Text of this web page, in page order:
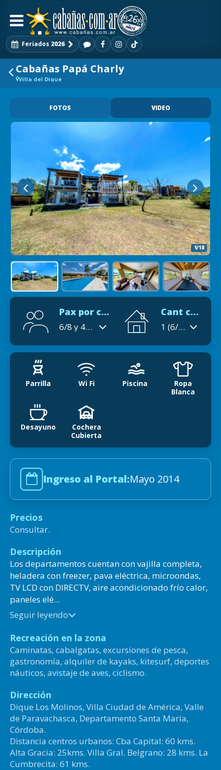
Feriados 2026
Cabañas Papá Charly
Villa del Dique
FOTOS VIDEO
2/18
Pax por cabaña
6/8 y 4/5/6.
Cant cabañas
1 (6/8) personas.
Parrilla Wi Fi Piscina
Ropa
Blanca
Desayuno
Cochera
Cubierta
Ingreso al Portal:Mayo 2014
Precios
Consultar.
Descripción
Los departamentos cuentan con vajilla completa,
heladera con freezer, pava eléctrica, microondas,
TV LCD con DIRECTV, aire acondicionado frío calor,
paneles elé...
Seguir leyendo
Recreación en la zona
Caminatas, cabalgatas, excursiones de pesca,
gastronomía, alquiler de kayaks, kitesurf, deportes
náuticos, avistaje de aves, ciclismo.
Dirección
Dique Los Molinos, Villa Ciudad de América, Valle
de Paravachasca, Departamento Santa María,
Córdoba.
Distancia centros urbanos: Cba Capital: 60 kms.
Alta Gracia: 25kms. Villa Gral. Belgrano: 28 kms. La
Cumbrecita: 61 kms.